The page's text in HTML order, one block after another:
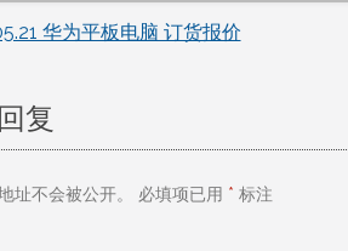
华为平板电脑 订货报价
复
址不会被公开。 必填项已用 * 标注